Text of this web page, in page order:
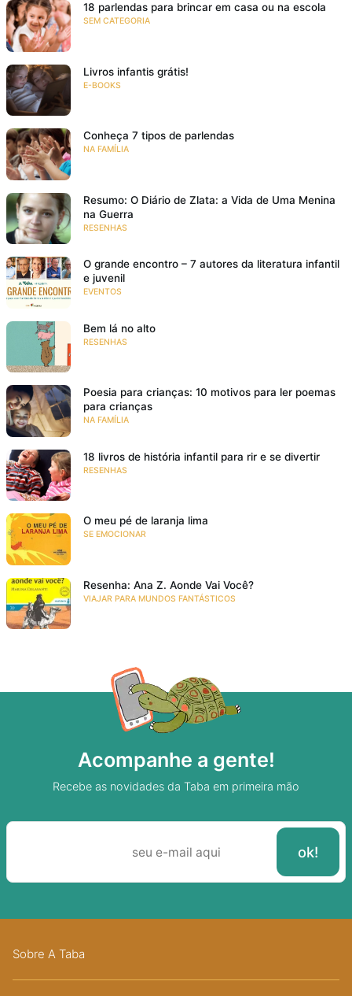
18 parlendas para brincar em casa ou na escola
SEM CATEGORIA
Livros infantis grátis!
E-BOOKS
Conheça 7 tipos de parlendas
NA FAMÍLIA
Resumo: O Diário de Zlata: a Vida de Uma Menina
na Guerra
RESENHAS
O grande encontro – 7 autores da literatura infantil
e juvenil
EVENTOS
Bem lá no alto
RESENHAS
Poesia para crianças: 10 motivos para ler poemas
para crianças
NA FAMÍLIA
18 livros de história infantil para rir e se divertir
RESENHAS
O meu pé de laranja lima
SE EMOCIONAR
Resenha: Ana Z. Aonde Vai Você?
VIAJAR PARA MUNDOS FANTÁSTICOS
Acompanhe a gente!
Recebe as novidades da Taba em primeira mão
Sobre A Taba